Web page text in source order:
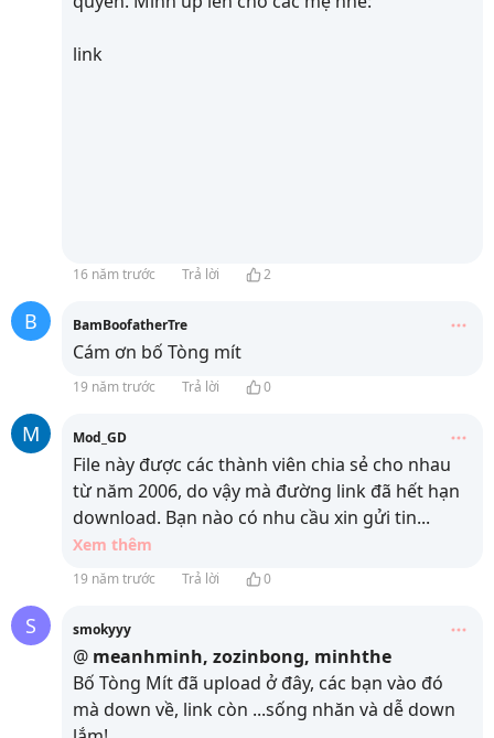
link
16 năm trước Trả lời 2
B BamBoofatherTre
Cám ơn bố Tòng mít
19 năm trước Trả lời 0
M Mod_GD
File này được các thành viên chia sẻ cho nhau
từ năm 2006, do vậy mà đường link đã hết hạn
download. Bạn nào có nhu cầu xin gửi tin...
Xem thêm
19 năm trước Trả lời 0
S smokyyy
@ meanhminh, zozinbong, minhthe
Bố Tòng Mít đã upload ở đây, các bạn vào đó
mà down về, link còn ...sống nhăn và dễ down